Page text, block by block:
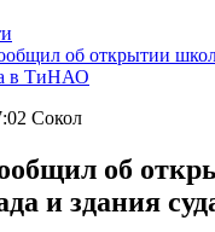
об открытии
в ТиНАО
Сокол
об
и здания